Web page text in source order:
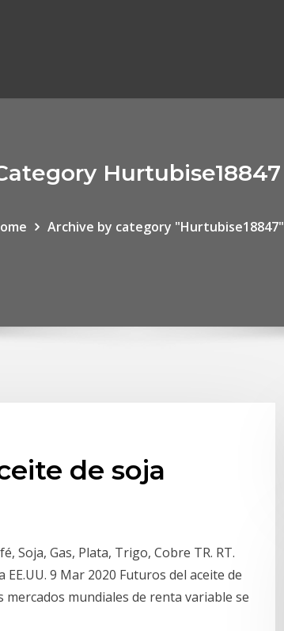
Hurtubise18847
Archive by category "Hurtubise18847"
de soja
Soja, Gas, Plata, Trigo, Cobre TR. RT.
9 Mar 2020 Futuros del aceite de
mundiales de renta variable se